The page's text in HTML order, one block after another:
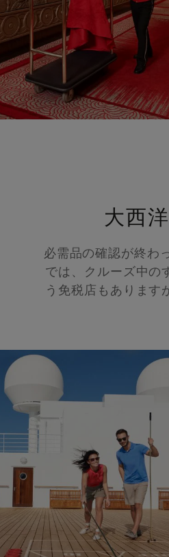
大西
必需品の確認が終わ
では、クルーズ中の
う免税店もあります